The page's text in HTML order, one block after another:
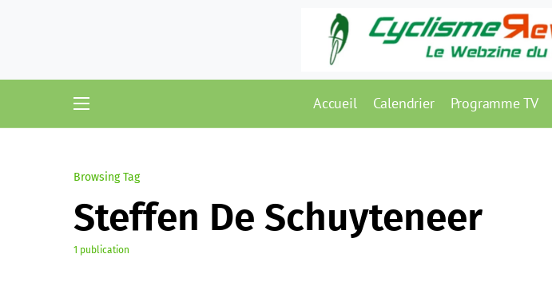
Accueil Calendrier Programme TV
Browsing Tag
Steffen De Schuyteneer
1 publication